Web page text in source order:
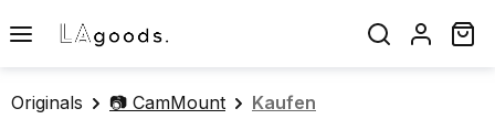
Zum Hauptinhalt springen
Originals 📷 CamMount Kaufen